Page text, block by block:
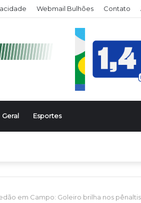
Webmail Bulhões Contato
Geral Esportes
em Campo: Goleiro brilha nos